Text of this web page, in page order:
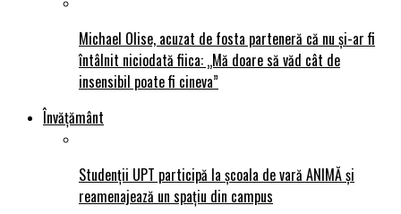
Michael Olise, acuzat de fosta parteneră că nu și-ar fi
întâlnit niciodată fiica: „Mă doare să văd cât de
insensibil poate fi cineva”
Învățământ
Studenții UPT participă la școala de vară ANIMĂ și
reamenajează un spațiu din campus